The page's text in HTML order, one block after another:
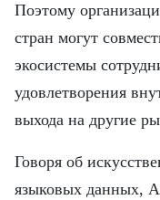
Поэтому
стран могут
экосистемы
удовлетворения
выхода на другие
Говоря об
языковых данных,